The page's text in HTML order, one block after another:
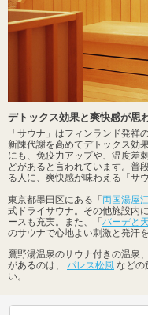
デトックス効果と爽快感が思
「サウナ」はフィンランド発祥
新陳代謝を高めてデトックス効
にも、免疫力アップや、温度差
どがあると言われています。普
る人に、爽快感が味わえる「サ
東京都墨田区にある「両国湯屋
式ドライサウナ。その他施設内
ースも充実。また、「バーデと
のサウナで心地よい刺激と発汗
鷹野湯温泉のサウナ付きの温泉
があるのは、 パレス松風 などの
い。